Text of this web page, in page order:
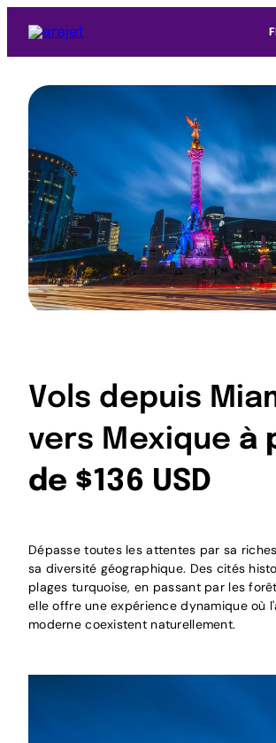
Vols depuis
vers Mexique à
de $136 USD
Dépasse toutes les attentes par sa
sa diversité géographique. Des cités
plages turquoise, en passant par les
elle offre une expérience dynamique où
moderne coexistent naturellement.